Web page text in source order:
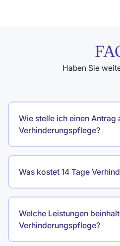
Haben Sie
Wie stelle ich einen Antrag
Verhinderungspflege?
Was kostet 14 Tage
Welche Leistungen
Verhinderungspflege?